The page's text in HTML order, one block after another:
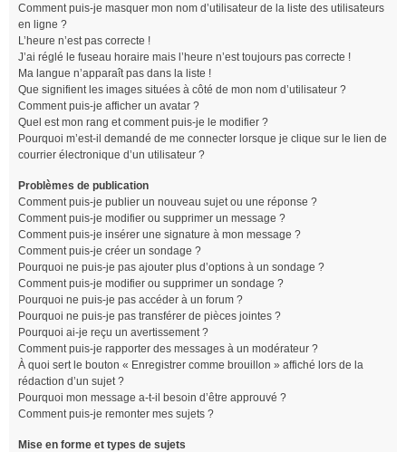
Comment puis-je masquer mon nom d’utilisateur de la liste des utilisateurs
en ligne ?
L’heure n’est pas correcte !
J’ai réglé le fuseau horaire mais l’heure n’est toujours pas correcte !
Ma langue n’apparaît pas dans la liste !
Que signifient les images situées à côté de mon nom d’utilisateur ?
Comment puis-je afficher un avatar ?
Quel est mon rang et comment puis-je le modifier ?
Pourquoi m’est-il demandé de me connecter lorsque je clique sur le lien de
courrier électronique d’un utilisateur ?
Problèmes de publication
Comment puis-je publier un nouveau sujet ou une réponse ?
Comment puis-je modifier ou supprimer un message ?
Comment puis-je insérer une signature à mon message ?
Comment puis-je créer un sondage ?
Pourquoi ne puis-je pas ajouter plus d’options à un sondage ?
Comment puis-je modifier ou supprimer un sondage ?
Pourquoi ne puis-je pas accéder à un forum ?
Pourquoi ne puis-je pas transférer de pièces jointes ?
Pourquoi ai-je reçu un avertissement ?
Comment puis-je rapporter des messages à un modérateur ?
À quoi sert le bouton « Enregistrer comme brouillon » affiché lors de la
rédaction d’un sujet ?
Pourquoi mon message a-t-il besoin d’être approuvé ?
Comment puis-je remonter mes sujets ?
Mise en forme et types de sujets